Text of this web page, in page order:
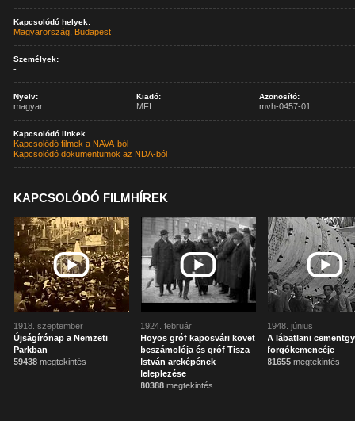
Kapcsolódó helyek:
Magyarország Budapest
Személyek:
-
Nyelv:
magyar
Kiadó:
MFI
Azonosító:
mvh-0457-01
Kapcsolódó linkek
Kapcsolódó filmek a NAVA-ból
Kapcsolódó dokumentumok az NDA-ból
KAPCSOLÓDÓ FILMHÍREK
1918. szeptember
Újságírónap a Nemzeti
Parkban
59438 megtekintés
1924. február
Hoyos gróf kaposvári követ
beszámolója és gróf Tisza
István arcképének
leleplezése
80388 megtekintés
1948. június
A lábatlani
forgókemencéje
81655 megtekintés